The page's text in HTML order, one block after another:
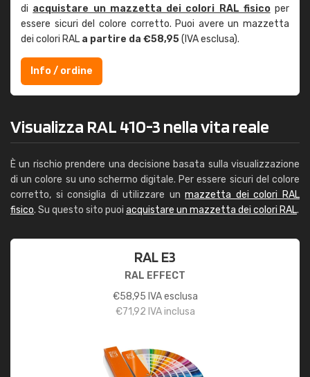
di acquistare un mazzetta dei colori RAL fisicoper
essere sicuri del colore corretto. Puoi avere un mazzetta
dei colori RAL a partire da €58,95(IVA esclusa).
Info / ordine
Visualizza RAL 410-3 nella vita reale
È un rischio prendere una decisione basata sulla visualizzazione
di un colore su uno schermo digitale. Per essere sicuri del colore
corretto, si consiglia di utilizzare unmazzetta dei colori RAL
fisico. Su questo sito puoi acquistare un mazzetta dei colori RAL.
RAL E3
RAL EFFECT
€58,95 IVA esclusa
€71,92 IVA inclusa